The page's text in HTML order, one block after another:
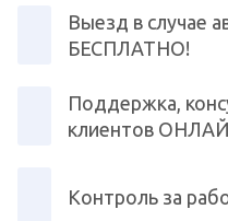
Выезд в случае
БЕСПЛАТНО!
Поддержка,
клиентов
Контроль за